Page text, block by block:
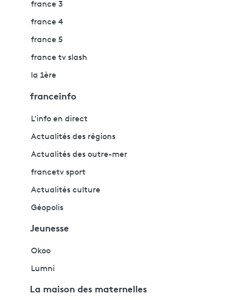
france 3
france 4
france 5
france tv slash
la 1ère
franceinfo
L'info en direct
Actualités des régions
Actualités des outre-mer
francetv sport
Actualités culture
Géopolis
Jeunesse
Okoo
Lumni
La maison des maternelles